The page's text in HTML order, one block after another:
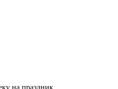
на праздник.